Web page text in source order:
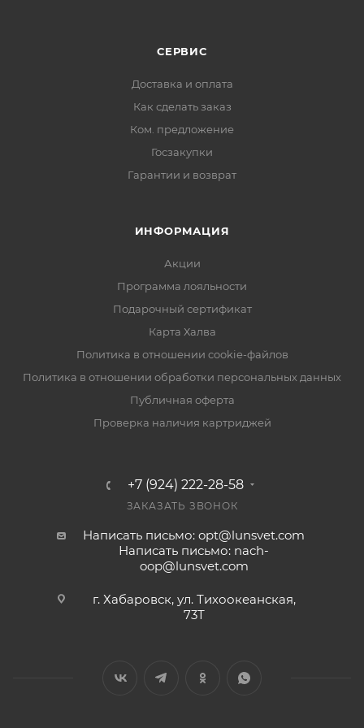
СЕРВИС
Доставка и оплата
Как сделать заказ
Ком. предложение
Госзакупки
Гарантии и возврат
ИНФОРМАЦИЯ
Акции
Программа лояльности
Подарочный сертификат
Карта Халва
Политика в отношении cookie-файлов
Политика в отношении обработки персональных данных
Публичная оферта
Проверка наличия картриджей
+7 (924) 222-28-58
ЗАКАЗАТЬ ЗВОНОК
Написать письмо: opt@lunsvet.com
Написать письмо: nach-
oop@lunsvet.com
г. Хабаровск, ул. Тихоокеанская,
73Т